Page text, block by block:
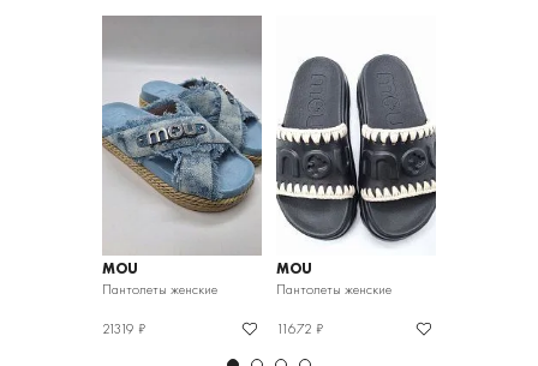
MOU
Пантолеты женские
21319 ₽
MOU
Пантолеты женские
11672 ₽